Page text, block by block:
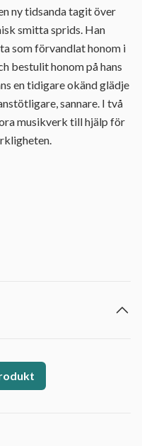
ny tidsanda tagit över
smitta sprids. Han
som förvandlat honom i
bestulit honom på hans
en tidigare okänd glädje
sannare. I två
musikverk till hjälp för